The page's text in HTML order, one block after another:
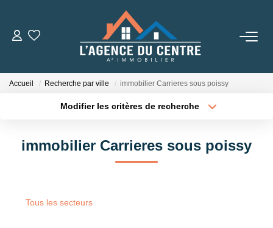
VENTES
Nos Conseils
Accueil Recherche par ville immobilier Carrieres sous poissy
Modifier les critères de recherche
Type de bien
immobilier Carrieres sous poissy
Tous les secteurs